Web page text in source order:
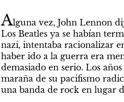
Alguna vez, John Lennon
Los Beatles ya se habían
nazi, intentaba racionalizar
haber ido a la guerra era
demasiado en serio. Los
maraña de su pacifismo
una banda de rock en lugar